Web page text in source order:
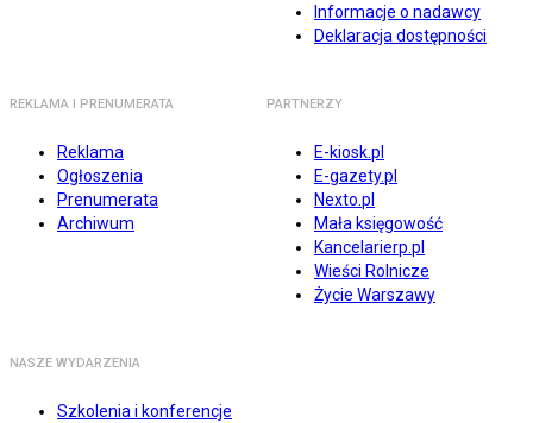
Informacje o nadawcy
Deklaracja dostępności
REKLAMA I PRENUMERATA
Reklama
Ogłoszenia
Prenumerata
Archiwum
PARTNERZY
E-kiosk.pl
E-gazety.pl
Nexto.pl
Mała księgowość
Kancelarierp.pl
Wieści Rolnicze
Życie Warszawy
NASZE WYDARZENIA
Szkolenia i konferencje